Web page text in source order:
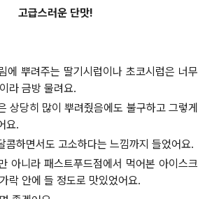
고급스러운 단맛!
에 뿌려주는 딸기시럽이나 초코시럽은 너무
라 금방 물려요.
상당히 많이 뿌려줬음에도 불구하고 그렇게
요.
콤하면서도 고소하다는 느낌까지 들었어요.
아니라 패스트푸드점에서 먹어본 아이스크
락 안에 들 정도로 맛있었어요.